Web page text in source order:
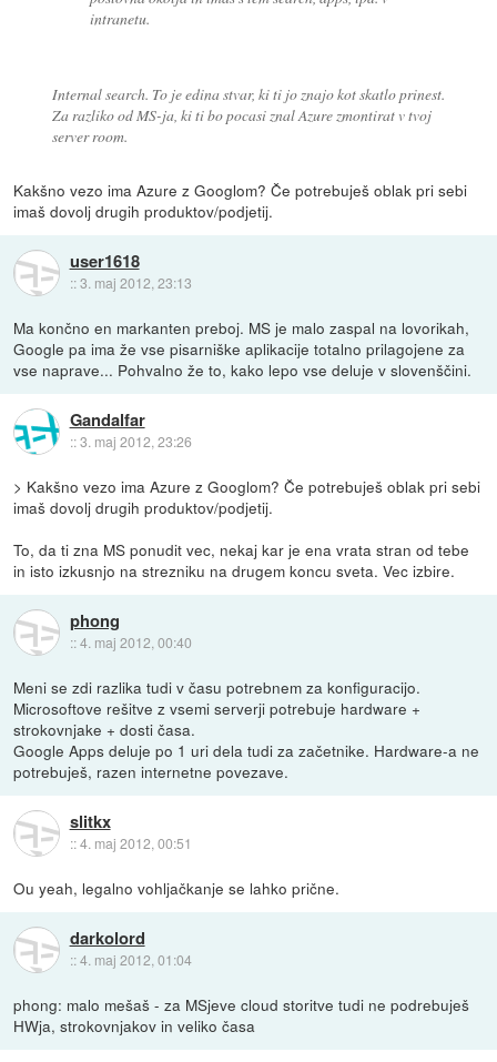
intranetu.
Internal search. To je edina stvar, ki ti jo znajo kot skatlo prinest.
Za razliko od MS-ja, ki ti bo pocasi znal Azure zmontirat v tvoj
server room.
Kakšno vezo ima Azure z Googlom? Če potrebuješ oblak pri sebi
imaš dovolj drugih produktov/podjetij.
user1618
::3. maj 2012, 23:13
Ma končno en markanten preboj. MS je malo zaspal na lovorikah,
Google pa ima že vse pisarniške aplikacije totalno prilagojene za
vse naprave... Pohvalno že to, kako lepo vse deluje v slovenščini.
Gandalfar
::3. maj 2012, 23:26
> Kakšno vezo ima Azure z Googlom? Če potrebuješ oblak pri sebi
imaš dovolj drugih produktov/podjetij.
To, da ti zna MS ponudit vec, nekaj kar je ena vrata stran od tebe
in isto izkusnjo na strezniku na drugem koncu sveta. Vec izbire.
phong
::4. maj 2012, 00:40
Meni se zdi razlika tudi v času potrebnem za konfiguracijo.
Microsoftove rešitve z vsemi serverji potrebuje hardware +
strokovnjake + dosti časa.
Google Apps deluje po 1 uri dela tudi za začetnike. Hardware-a ne
potrebuješ, razen internetne povezave.
slitkx
::4. maj 2012, 00:51
Ou yeah, legalno vohljačkanje se lahko prične.
darkolord
::4. maj 2012, 01:04
phong: malo mešaš - za MSjeve cloud storitve tudi ne podrebuješ
HWja, strokovnjakov in veliko časa